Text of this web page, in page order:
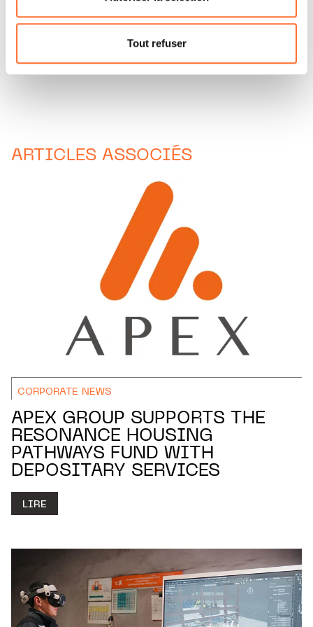
Pour de plus amples informations sur la manière dont
nous utilisons lescookies et sommes amenés à traiter
Charte d’usage des cookieset notrePolitique de
Tout refuser
ARTICLES ASSOCIÉS
CORPORATE NEWS
APEX GROUP SUPPORTS THE
RESONANCE HOUSING
PATHWAYS FUND WITH
DEPOSITARY SERVICES
LIRE